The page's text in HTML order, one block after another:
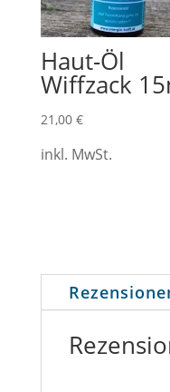
Haut-Öl
Wiffzack
21,00 €
inkl. MwSt.